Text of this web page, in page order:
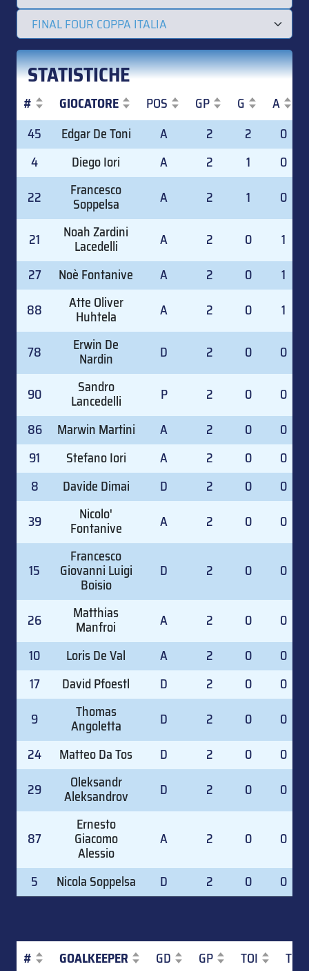
STATISTICHE
# GIOCATORE POS GP G A
#
GIOCATORE POS GP
45 Edgar De Toni A 2 2
0
4
Diego Iori A 2 1
0
22
Francesco
Soppelsa A 2 1 0
21 Noah Zardini
Lacedelli A 2 0
1
27
Noè Fontanive A 2 0
1
88
Atte Oliver
Huhtela A 2 0 1
78 Erwin De
Nardin D 2 0 0
90 Sandro
Lancedelli P 2 0
0
86
Marwin Martini A 2 0
0
91
Stefano Iori A 2 0
0
8
Davide Dimai D 2 0
0
39
Nicolo'
Fontanive A 2 0 0
15
Francesco
Giovanni Luigi
Boisio
D 2 0 0
26 Matthias
Manfroi A 2 0
0
10
Loris De Val A 2 0
0
17
David Pfoestl D 2 0
0
9
Thomas
Angoletta D 2 0
0
24
Matteo Da Tos D 2 0
0
29
Oleksandr
Aleksandrov D 2 0 0
87
Ernesto
Giacomo
Alessio
A 2 0 0
5 Nicola Soppelsa D 2 0 0
# GOALKEEPER GD GP TOI